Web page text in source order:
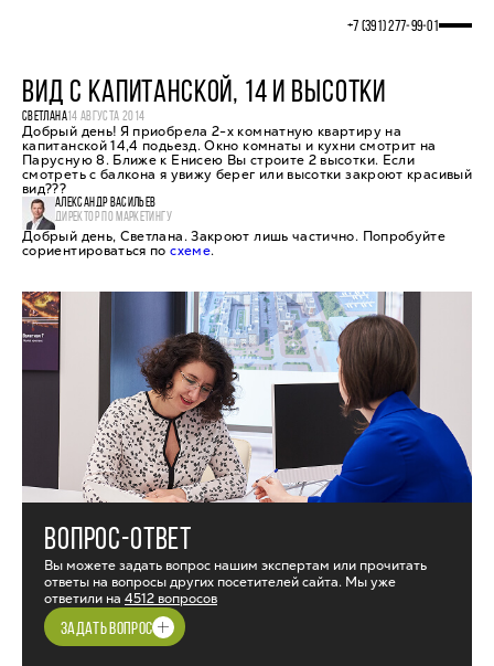
+7 (391) 277‒99‒01
ВИД С КАПИТАНСКОЙ, 14 И ВЫСОТКИ
СВЕТЛАНА14 АВГУСТА 2014
Добрый день! Я приобрела 2-х комнатную квартиру на
капитанской 14,4 подьезд. Окно комнаты и кухни смотрит на
Парусную 8. Ближе к Енисею Вы строите 2 высотки. Если
смотреть с балкона я увижу берег или высотки закроют красивый
вид???
АЛЕКСАНДР ВАСИЛЬЕВ
ДИРЕКТОР ПО МАРКЕТИНГУ
Добрый день, Светлана. Закроют лишь частично. Попробуйте
сориентироваться посхеме.
ВОПРОС-ОТВЕТ
Вы можете задать вопрос нашим экспертам или прочитать
ответы на вопросы других посетителей сайта. Мы уже
ответили на 4512 вопросов
ЗАДАТЬ ВОПРОС